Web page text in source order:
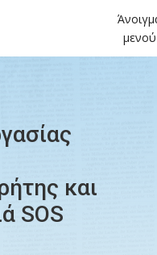
μενού
και
SOS